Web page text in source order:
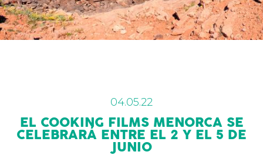
EL COOKING FILMS MENORCA SE
CELEBRARÁ ENTRE EL 2 Y EL 5 DE
JUNIO
04.05.22